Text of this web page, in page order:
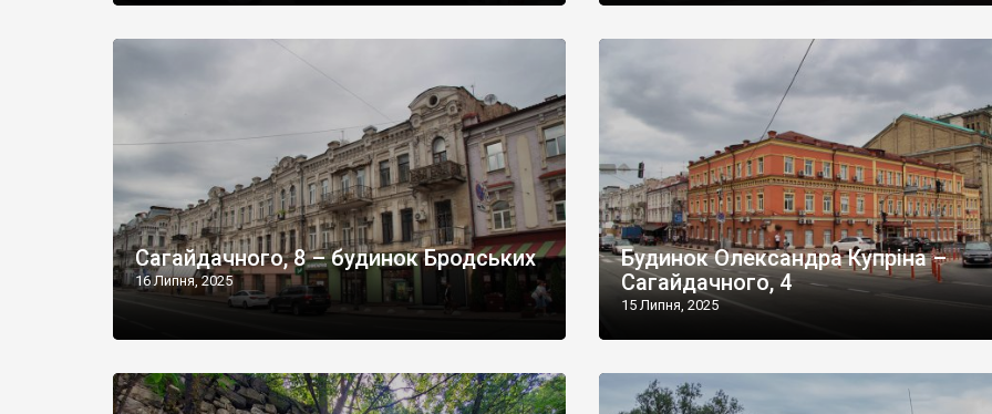
Сагайдачного, 8 – будинок Бродських
16 Липня, 2025
Будинок Олександра Купріна –
Сагайдачного, 4
15 Липня, 2025